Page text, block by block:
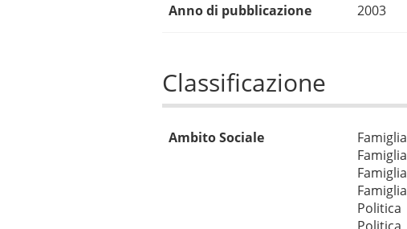
Anno di pubblicazione 2003
Classificazione
Ambito Sociale Famiglia
Famiglia
Famiglia
Famiglia
Politica